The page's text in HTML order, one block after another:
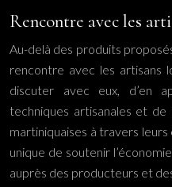
Rencontre avec les
Au-delà des produits
rencontre avec les artisans
discuter avec eux, d’en
techniques artisanales et
martiniquaises à travers
unique de soutenir
auprès des producteurs et